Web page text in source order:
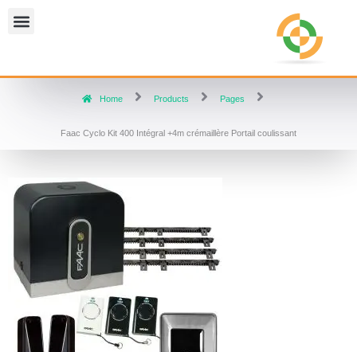
Home Products Pages
Faac Cyclo Kit 400 Intégral +4m crémaillère Portail coulissant